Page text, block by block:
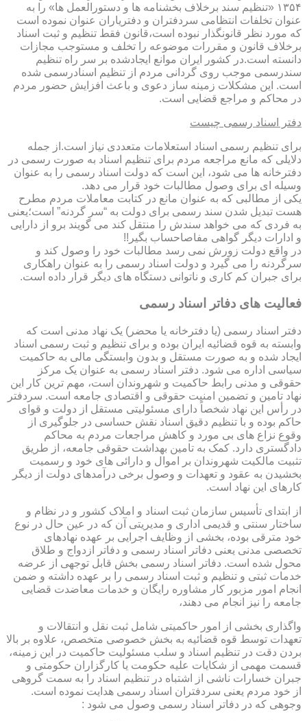
۱۳۵۴ «تنظیم سند برخلاف بخشنامه ها و دستورالعمل ها» را به
عنوان تخلفات انتظامی سردفتران و دفتریاران عنوان نموده است
که مورد نظر قانونگذار نبوده است،قانون فقط تنظیم و ثبت اسناد
برخلاف قانون و مقررات موضوعه را تخلف و مستوجب مجازات
دانسته است.در کشور ایران موانع ایجادشده بر سر راه تنظیم
سندرسمی موجب روی گردانی مردم از تنظیم اسنادرسمی شده
است. این مشکلات زمینه ساز دعوی و باعث افزایش حضور مردم
در محاکم و مراجع قضایی است.
دفتر اسناد رسمی چیست
برای تنظیم رسمی اسناد استعلامات متعددی نیاز است.از جمله
دلایلی که مانع مراجعه مردم برای تنظیم اسناد به صورت رسمی در
دفترخانه ها می شود، این است که دولت اسناد رسمی را به عنوان
وسیله ای برای وصول مطالبات خود قرار می دهد.
یکی از مطالبی که به عنوان مانع در کتابت معاملات مردم مطرح
هست تبدیل شدن سند رسمی برای دولت به “سر گردنه” است؛یعنی
به فردی که می خواهد سندش را منتقل کند می گویند برو از دارایی
و ادارات دیگر گواهی مفاصاحساب بگیر!!
در واقع دولت زورش نمی رسد مطالبات خود را وصول کند و
سرگردنه را می گیرد و دولت اسناد رسمی را به عنوان راهکاری
برای جبران کم کاری و ناتوانی دستگاه های دیگر قرار داده است.
فعالیت های دفاتر اسناد رسمی
دفتر اسناد رسمی (یا دفترخانه یا محضر) یک نهاد مدنی است که
وابسته به قوه قضائیه ایران بوده و برای تنظیم و ثبت رسمی اسناد
ایجاد شده و به صورت مستقل و بدون وابستگی مالی به حاکمیت
سیاسی اداره می شود. دفتر اسناد رسمی به عنوان یک مرکز
حقوقی و مدنی رابط حاکمیت و شهروندان است، مهم ترین کار این
نهاد تامین و تضمین امنیت حقوقی و اقتصادی جامعه است. سردفتر
در رأس این نهاد شخصاً دارای مسئولیتی مستقل از دولت و قوای
حاکم بوده و با تنظیم دقیق اسناد نقش حساسی در جلوگیری از
وقوع نزاع های بی مورد و کاهش مراجعات مردم به محاکم
دادگستری دارد. کمک به تامین بهداشت حقوقی جامعه، از طریق
تثبیت مالکیت شهروندان بر اموال و دارائی های خود و رسمیت
بخشیدن به عقود و تعهدات و وصول برخی درآمدهای دولت از دیگر
کارهای این نهاد است.
از ابتدای تأسیس سازمان ثبت اسناد و املاک کشور و در نظام و
ساختار سنتی و قدیمی اداری و مدیریتی آن که در عین حال در نوع
خود مترقی بوده، بخشی از وظایف اجرایی بر عهده نهادهای
تخصصی مدنی یعنی دفاتر اسناد رسمی و دفاتر ازدواج و طلاق
محول شده است. دفاتر اسناد رسمی بخش قابل توجهی از عرضه
خدمات ثبتی و تنظیم و ثبت اسناد رسمی را بر عهده داشته و ضمن
انجام امور مزبور کار مشاوره رایگان و خدمات معاضدت قضایی
جامعه را نیز انجام می دهند،
واگذاری بخشی از امور حاکمیتی شامل ثبت نقل و انتقالات و
تعهدات توسط قوه قضائیه به بخش خصوصی متخصص، علاوه بر بالا
بردن دقت در تنظیم اسناد و سلب مسئولیت حاکمیت در این زمینه،
قسمت مهمی از شکایات علیه حکومت یا کارگزاران حکومتی و
جبران خسارات ناشی از اشتباه در تنظیم اسناد را به سمت گروهی
از خود مردم یعنی سردفتران اسناد رسمی هدایت نموده است.
وجوهی که در دفاتر اسناد رسمی وصول می شود :